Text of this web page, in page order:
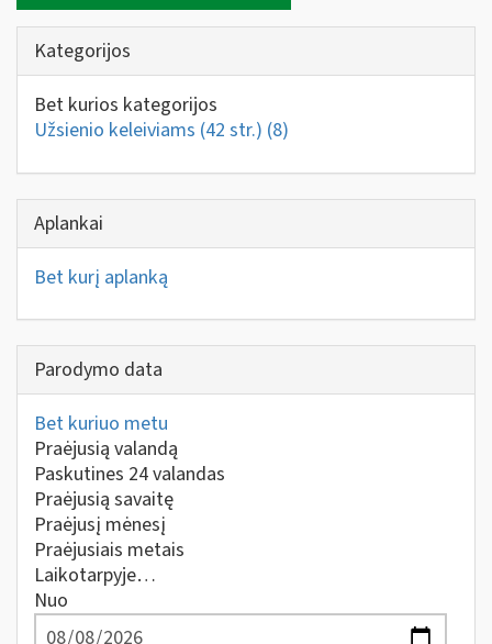
Kategorijos
Bet kurios kategorijos
Užsienio keleiviams (42 str.) (8)
Aplankai
Bet kurį aplanką
Parodymo data
Bet kuriuo metu
Praėjusią valandą
Paskutines 24 valandas
Praėjusią savaitę
Praėjusį mėnesį
Praėjusiais metais
Laikotarpyje…
Nuo